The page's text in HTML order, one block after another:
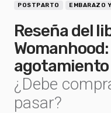
POSTPARTO EMBARAZO
Reseña del
¿Debe
pasar?